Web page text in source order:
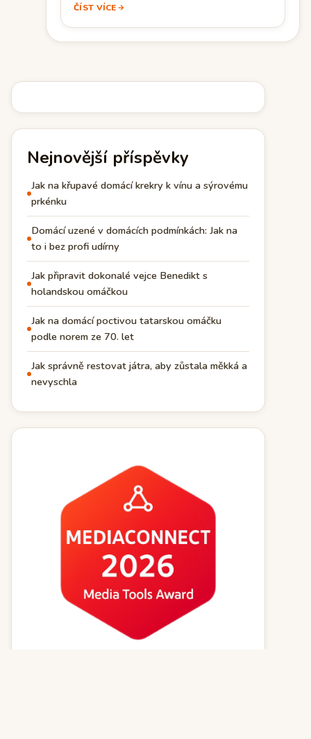
ČÍST VÍCE
Nejnovější příspěvky
Jak na křupavé domácí krekry k vínu a sýrovému
prkénku
Domácí uzené v domácích podmínkách: Jak na
to i bez profi udírny
Jak připravit dokonalé vejce Benedikt s
holandskou omáčkou
Jak na domácí poctivou tatarskou omáčku
podle norem ze 70. let
Jak správně restovat játra, aby zůstala měkká a
nevyschla